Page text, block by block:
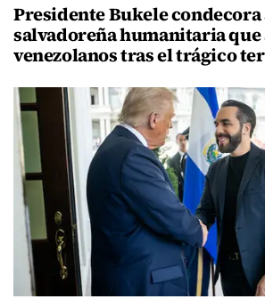
Presidente Bukele
salvadoreña humanitaria
venezolanos tras el trágico